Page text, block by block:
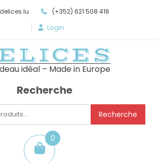
(+352) 621 508 416
Login
idéal – Made in Europe
Recherche
Recherche
0
item